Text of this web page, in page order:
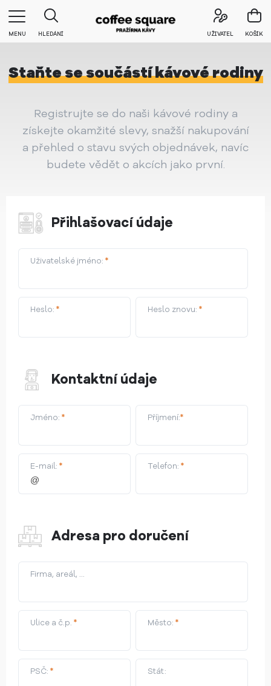
MENU HLEDÁNÍ UŽIVATEL KOŠÍK
Staňte se součástí kávové rodiny
Registrujte se do naši kávové rodiny a
získejte okamžité slevy, snažší nakupování
a přehled o stavu svých objednávek, navíc
budete vědět o akcích jako první.
Přihlašovací údaje
Uživatelské jméno: *
Heslo: * Heslo znovu: *
Kontaktní údaje
Jméno: * Příjmení:*
E-mail: * Telefon: *
Adresa pro doručení
Firma, areál, ...
Ulice a č.p. * Město: *
PSČ: * Stát: